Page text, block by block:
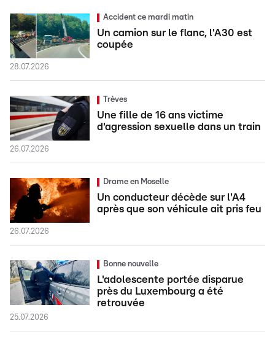
Accident ce mardi matin
Un camion sur le flanc, l'A30 est
coupée
28.07.2026
Trèves
Une fille de 16 ans victime
d'agression sexuelle dans un train
26.07.2026
Drame en Moselle
Un conducteur décède sur l'A4
après que son véhicule ait pris feu
26.07.2026
Bonne nouvelle
L'adolescente portée disparue
près du Luxembourg a été
retrouvée
25.07.2026